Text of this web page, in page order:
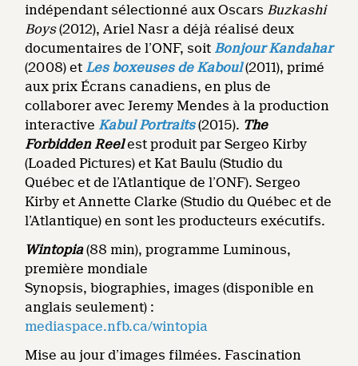
indépendant sélectionné aux Oscars Buzkashi
Boys(2012), Ariel Nasr a déjà réalisé deux
documentaires de l’ONF, soit Bonjour Kandahar
(2008) et Les boxeuses de Kaboul(2011), primé
aux prix Écrans canadiens, en plus de
collaborer avec Jeremy Mendes à la production
interactive Kabul Portraits(2015). The
Forbidden Reelest produit par Sergeo Kirby
(Loaded Pictures) et Kat Baulu (Studio du
Québec et de l’Atlantique de l’ONF). Sergeo
Kirby et Annette Clarke (Studio du Québec et de
l’Atlantique) en sont les producteurs exécutifs.
Wintopia(88 min), programme Luminous,
première mondiale
Synopsis, biographies, images (disponible en
anglais seulement) :
mediaspace.nfb.ca/wintopia
Mise au jour d’images filmées. Fascination